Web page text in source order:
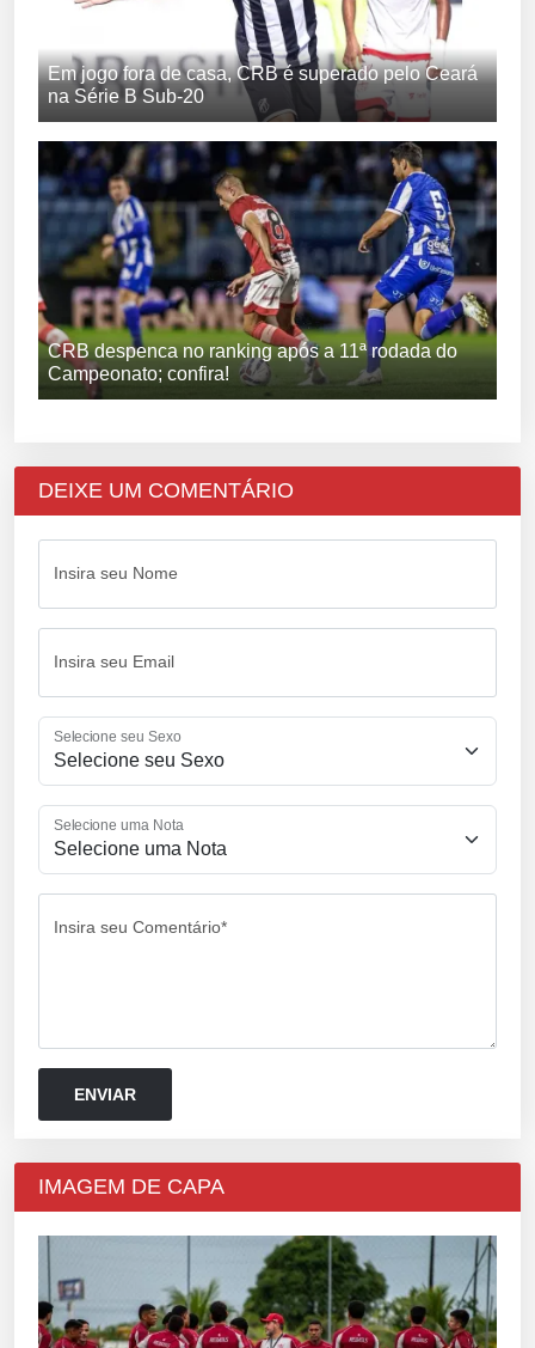
Em jogo fora de casa, CRB é superado pelo Ceará
na Série B Sub-20
CRB despenca no ranking após a 11ª rodada do
Campeonato; confira!
DEIXE UM COMENTÁRIO
Insira seu Nome
Insira seu Email
Selecione seu Sexo
Selecione uma Nota
Insira seu Comentário*
IMAGEM DE CAPA